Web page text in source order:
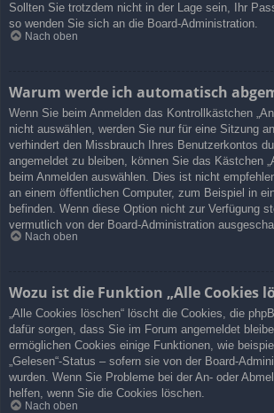
Sollten Sie trotzdem nicht in der Lage sein, Ihr
so wenden Sie sich an die Board-Administration.
Nach oben
Warum werde ich automatisch
Wenn Sie beim Anmelden das Kontrollkästchen
nicht auswählen, werden Sie nur für eine Sitzung
verhindert den Missbrauch Ihres Benutzerkontos
angemeldet zu bleiben, können Sie das Kästchen
beim Anmelden auswählen. Dies ist nicht
an einem öffentlichen Computer, zum Beispiel in
befinden. Wenn diese Option nicht zur Verfügung
vermutlich von der Board-Administration
Nach oben
Wozu ist die Funktion „Alle Cookies
„Alle Cookies löschen“ löscht die Cookies, die
dafür sorgen, dass Sie im Forum angemeldet
ermöglichen Cookies einige Funktionen, wie
„Gelesen“-Status – sofern sie von der Board-
wurden. Wenn Sie Probleme bei der An- oder
helfen, wenn Sie die Cookies löschen.
Nach oben